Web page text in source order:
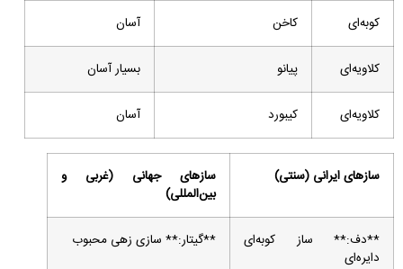
کوبه‌ای کاخن آسان
کلاویه‌ای پیانو بسیار آسان
کلاویه‌ای کیبورد آسان
سازهای ایرانی (سنتی)
سازهای جهانی (غربی و
بین‌المللی)
**دف:** ساز کوبه‌ای
دایره‌ای
**گیتار:** سازی زهی محبوب